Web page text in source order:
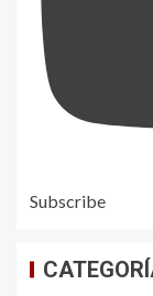
Subscribe